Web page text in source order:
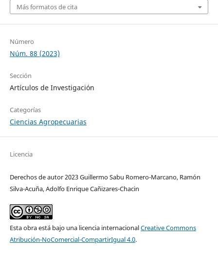
Más formatos de cita
Número
Núm. 88 (2023)
Sección
Artículos de Investigación
Categorías
Ciencias Agropecuarias
Licencia
Derechos de autor 2023 Guillermo Sabu Romero-Marcano, Ramón
Silva-Acuña, Adolfo Enrique Cañizares-Chacin
Esta obra está bajo una licencia internacionalCreative Commons
Atribución-NoComercial-CompartirIgual 4.0.